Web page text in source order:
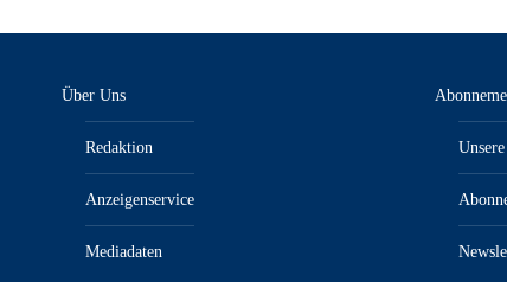
Über Uns
Redaktion
Anzeigenservice
Mediadaten